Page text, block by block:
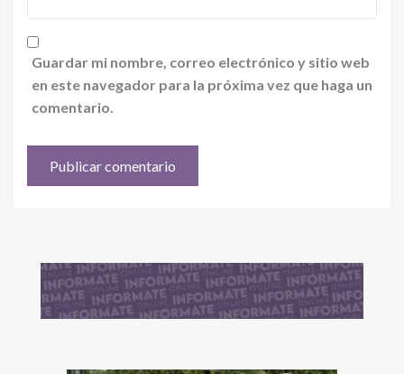
Guardar mi nombre, correo electrónico y sitio web
en este navegador para la próxima vez que haga un
comentario.